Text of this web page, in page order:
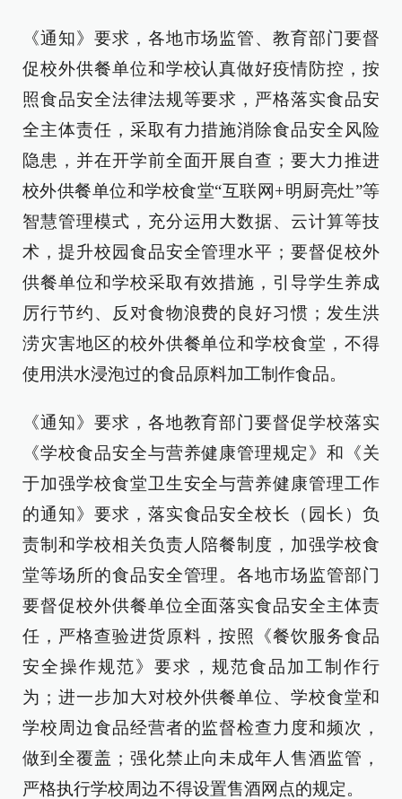
《通知》要求，各地市场监管、教育部门要督
促校外供餐单位和学校认真做好疫情防控，按
照食品安全法律法规等要求，严格落实食品安
全主体责任，采取有力措施消除食品安全风险
隐患，并在开学前全面开展自查；要大力推进
校外供餐单位和学校食堂“互联网+明厨亮灶”等
智慧管理模式，充分运用大数据、云计算等技
术，提升校园食品安全管理水平；要督促校外
供餐单位和学校采取有效措施，引导学生养成
厉行节约、反对食物浪费的良好习惯；发生洪
涝灾害地区的校外供餐单位和学校食堂，不得
使用洪水浸泡过的食品原料加工制作食品。
《通知》要求，各地教育部门要督促学校落实
《学校食品安全与营养健康管理规定》和《关
于加强学校食堂卫生安全与营养健康管理工作
的通知》要求，落实食品安全校长（园长）负
责制和学校相关负责人陪餐制度，加强学校食
堂等场所的食品安全管理。各地市场监管部门
要督促校外供餐单位全面落实食品安全主体责
任，严格查验进货原料，按照《餐饮服务食品
安全操作规范》要求，规范食品加工制作行
为；进一步加大对校外供餐单位、学校食堂和
学校周边食品经营者的监督检查力度和频次，
做到全覆盖；强化禁止向未成年人售酒监管，
严格执行学校周边不得设置售酒网点的规定。